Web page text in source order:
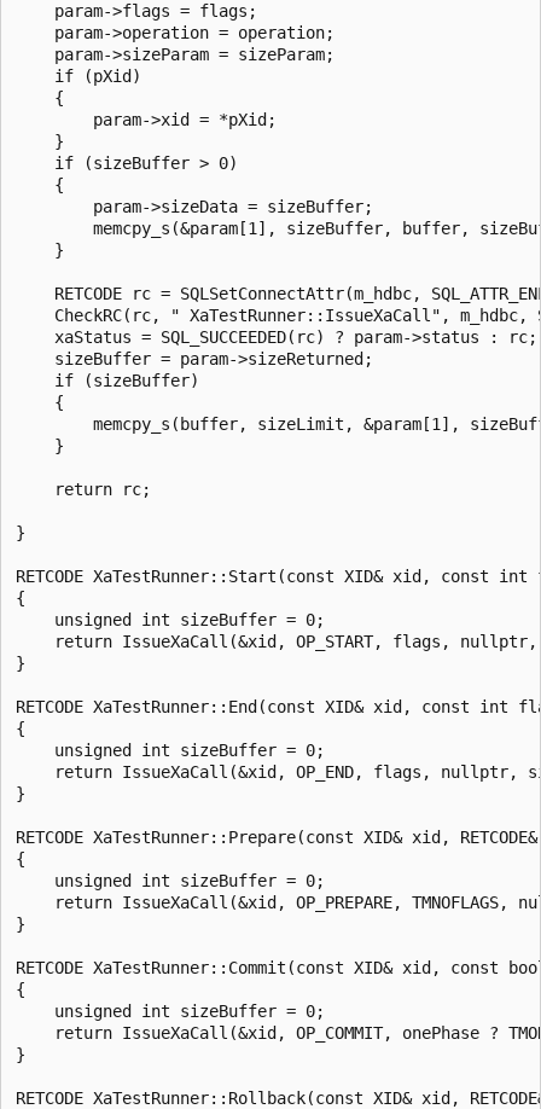
    param->flags = flags;
    param->operation = operation;
    param->sizeParam = sizeParam;
    if (pXid)
    {
        param->xid = *pXid;
    }
    if (sizeBuffer > 0)
    {
        param->sizeData = sizeBuffer;
memcpy_s(&param[1], sizeBuffer, buffer,
    }
RETCODE rc = SQLSetConnectAttr(m_hdbc,
CheckRC(rc, " XaTestRunner::IssueXaCall", m_hdbc,
    xaStatus = SQL_SUCCEEDED(rc) ? param->status : rc;
    sizeBuffer = param->sizeReturned;
    if (sizeBuffer)
    {
memcpy_s(buffer, sizeLimit, &param[1],
    }
    return rc;
}
RETCODE XaTestRunner::Start(const XID& xid, const int
{
    unsigned int sizeBuffer = 0;
return IssueXaCall(&xid, OP_START, flags,
}
RETCODE XaTestRunner::End(const XID& xid, const int
{
    unsigned int sizeBuffer = 0;
return IssueXaCall(&xid, OP_END, flags, nullptr,
}
RETCODE XaTestRunner::Prepare(const XID& xid,
{
    unsigned int sizeBuffer = 0;
return IssueXaCall(&xid, OP_PREPARE, TMNOFLAGS,
}
RETCODE XaTestRunner::Commit(const XID& xid, const
{
    unsigned int sizeBuffer = 0;
return IssueXaCall(&xid, OP_COMMIT, onePhase ?
}
RETCODE XaTestRunner::Rollback(const XID& xid,